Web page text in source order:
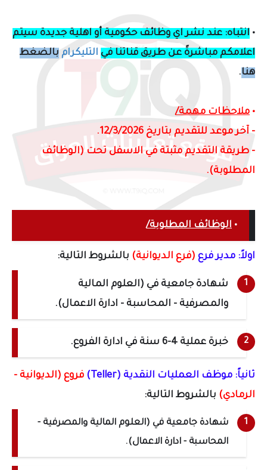
• انتباه: عند نشر اي وظائف حكومية أو اهلية جديدة سيتم
اعلامكم مباشرةً عن طريق قناتنا في التليكرام بالضغط
هنا.
• ملاحظات مهمة/
- آخر موعد للتقديم بتاريخ 12/3/2026.
- طريقة التقديم مثبتة في الاسفل تحت (الوظائف
المطلوبة).
• الوظائف المطلوبة/
اولاً: مدير فرع (فرع الديوانية) بالشروط التالية:
شهادة جامعية في (العلوم المالية
والمصرفية - المحاسبة - ادارة الاعمال).
خبرة عملية 4-6 سنة في ادارة الفروع.
ثانياً: موظف العمليات النقدية (Teller)
فروع (الديوانية -
الرمادي) بالشروط التالية:
شهادة جامعية في (العلوم المالية والمصرفية -
المحاسبة - ادارة الاعمال).